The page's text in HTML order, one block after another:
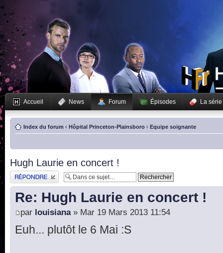
Accueil News Forum Épisodes La série
Index du forum ‹ Hôpital Princeton-Plainsboro ‹ Equipe soignante
Hugh Laurie en concert !
Publier une réponse
Re: Hugh Laurie en concert !
par louisiana» Mar 19 Mars 2013 11:54
Euh... plutôt le 6 Mai :S